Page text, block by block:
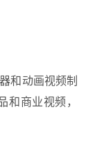
和动画视频制
商业视频，